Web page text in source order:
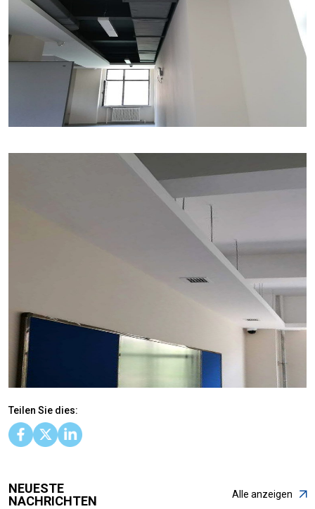
Teilen Sie dies:
NEUESTE
NACHRICHTEN
Alle anzeigen